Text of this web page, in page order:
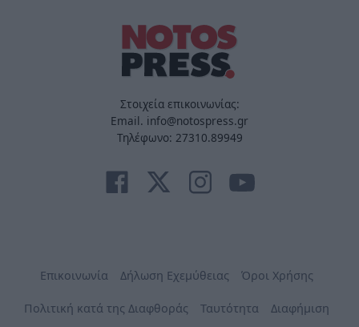
Στοιχεία επικοινωνίας:
Email. info@notospress.gr
Τηλέφωνο: 27310.89949
Επικοινωνία Δήλωση Εχεμύθειας Όροι Χρήσης
Πολιτική κατά της Διαφθοράς Ταυτότητα Διαφήμιση